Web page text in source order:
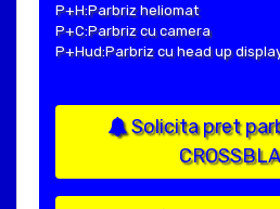
P+H:Parbriz heliomat
P+C:Parbriz cu camera
P+Hud:Parbriz cu head up
Solicita pret